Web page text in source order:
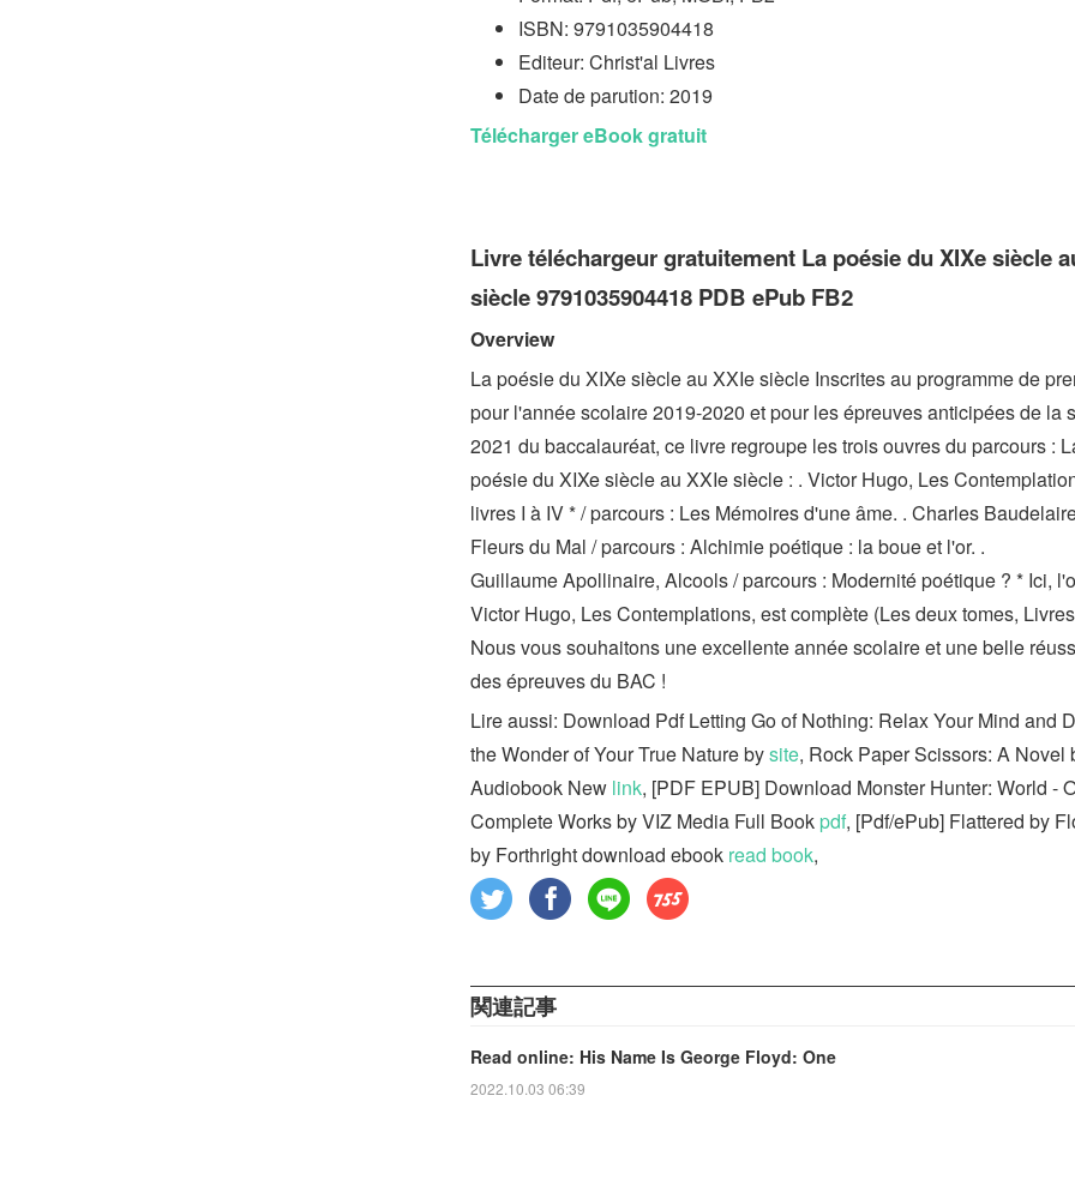
ISBN: 9791035904418
Editeur: Christ'al Livres
Date de parution: 2019
Télécharger eBook gratuit
Livre téléchargeur gratuitement La poésie du XIXe siècle
siècle 9791035904418 PDB ePub FB2
Overview
La poésie du XIXe siècle au XXIe siècle Inscrites au programme de
pour l'année scolaire 2019-2020 et pour les épreuves anticipées de la
2021 du baccalauréat, ce livre regroupe les trois ouvres du parcours :
poésie du XIXe siècle au XXIe siècle : . Victor Hugo, Les
livres I à IV * / parcours : Les Mémoires d'une âme. . Charles
Fleurs du Mal / parcours : Alchimie poétique : la boue et l'or. .
Guillaume Apollinaire, Alcools / parcours : Modernité poétique ? * Ici,
Victor Hugo, Les Contemplations, est complète (Les deux tomes,
Nous vous souhaitons une excellente année scolaire et une belle
des épreuves du BAC !
Lire aussi: Download Pdf Letting Go of Nothing: Relax Your Mind and
the Wonder of Your True Nature bysite, Rock Paper Scissors: A Novel
Audiobook New link, [PDF EPUB] Download Monster Hunter: World -
Complete Works by VIZ Media Full Bookpdf, [Pdf/ePub] Flattered by
by Forthright download ebook read book,
関連記事
Read online: His Name Is George Floyd: One
2022.10.03 06:39